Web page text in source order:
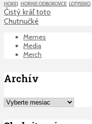
HOKEJ HORNE ODBOKOVCE LOTYSSKO
Čistý kráľ toto
Chutnučké
Memes
Media
Merch
Archív
Archív